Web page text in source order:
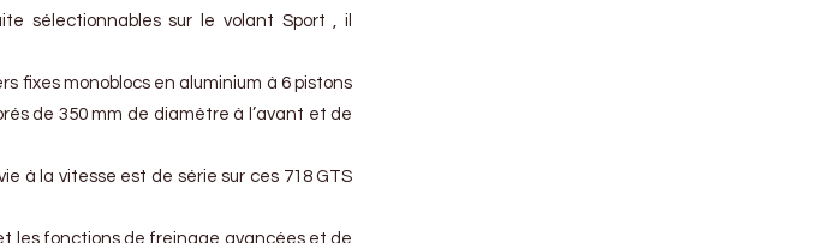
sélectionnables sur le volant Sport , il
fixes monoblocs en aluminium à 6 pistons
de 350 mm de diamètre à l’avant et de
à la vitesse est de série sur ces 718 GTS
les fonctions de freinage avancées et de